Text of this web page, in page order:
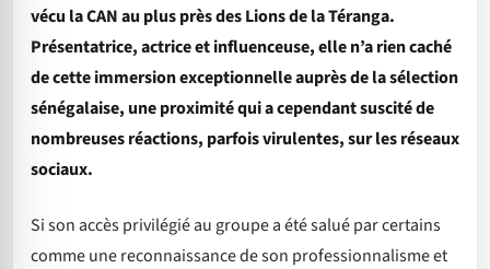
vécu la CAN au plus près des Lions de la Téranga.
Présentatrice, actrice et influenceuse, elle n’a rien caché
de cette immersion exceptionnelle auprès de la sélection
sénégalaise, une proximité qui a cependant suscité de
nombreuses réactions, parfois virulentes, sur les réseaux
sociaux.
Si son accès privilégié au groupe a été salué par certains
comme une reconnaissance de son professionnalisme et